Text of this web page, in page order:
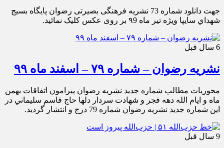
جهت دانلود شماره 73 نشریه فرهنگی بصیرتی رضوان پايگاه بسيج
شهداي سايپا ویژه تير ماه ۹9 بر روی عکس کلیک نمائید.
6 سال قبل
نشریه رضوان – شماره ۷۹ – اسفند ماه ۹۹
محوريات مطالب شماره جديد نشريه رضوان پيرامون اتفاقات بهمن
ماه و ايام الله دهه فجر و شهادت سردار دلها حاج قاسم سليماني در
اين شماره جديد نشريه رضوان شماره 79 درج و انتشار گرديد.
9 سال قبل